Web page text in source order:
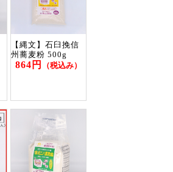
【縄文】石臼挽信
州蕎麦粉 500g
864円 （税込み）